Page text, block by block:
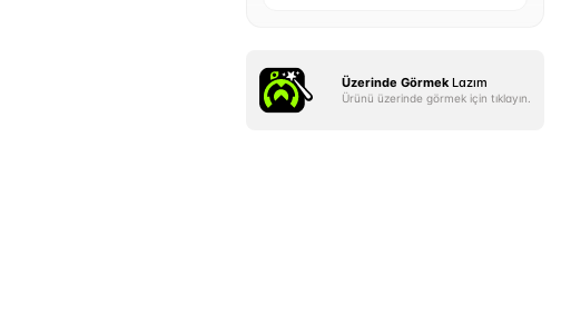
Üzerinde Görmek Lazım
Ürünü üzerinde görmek için tıklayın.